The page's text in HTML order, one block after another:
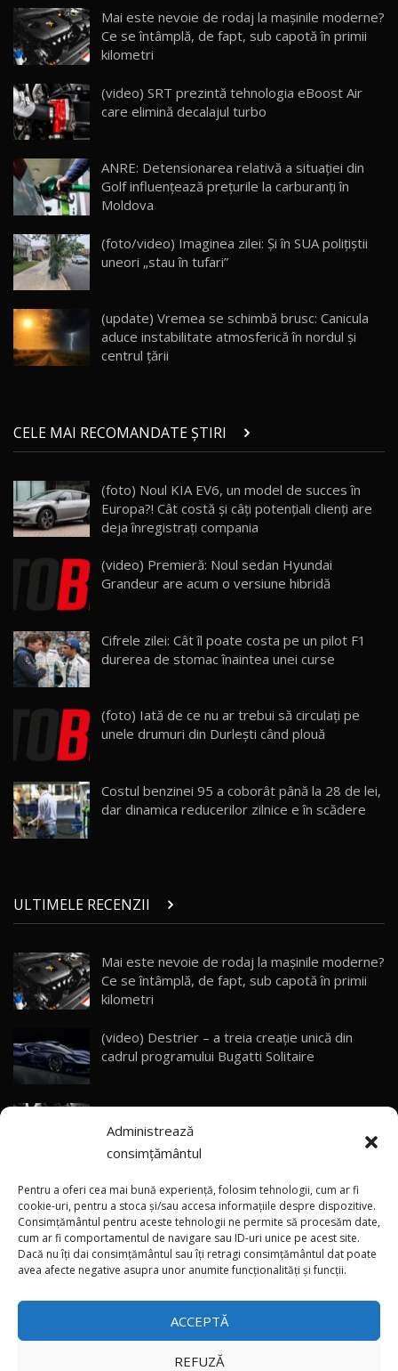
Administrează
consimțământul
Pentru a oferi cea mai bună experiență, folosim tehnologii, cum ar fi
cookie-uri, pentru a stoca și/sau accesa informațiile despre dispozitive.
Consimțământul pentru aceste tehnologii ne permite să procesăm date,
cum ar fi comportamentul de navigare sau ID-uri unice pe acest site.
Dacă nu îți dai consimțământul sau îți retragi consimțământul dat poate
avea afecte negative asupra unor anumite funcționalități și funcții.
ACCEPTĂ
REFUZĂ
15 14:37
16
AutoBlogMD
13:10
17 20:06
Va fi modelul nr.1 BYD în Moldova? BYD Seal U
30:08
AutoBlog.MD
23:36
20
Noul ZEEKR 7X / Test Drive AutoBlog.MD
29:08
21
AutoBlog.MD
16:59
22
Noua Mazda 6e / Test Drive AutoBlog.MD
26:59
Lynk & Co 01 / Test Drive AutoBlog.MD
25:19
24
Van Electric Testat în Moldova / AutoBlog.MD
26:38
mai Exclusiv și Puternic Defender Testat în
Moldova
32:21
26
AutoBlog.MD
10:57
28
Noul Geely Monjaro 2025! Mai ieftin și mai
dotat / Test Drive AutoBlog.MD
29
ZEEKR 9X - PRIMUL TEST DRIVE ÎN ROMÂNĂ!
CUM SE CONDUCE?
33:40
30
Primele impresii despre BYD Seal U DM-i,
Sealion 7 și Seal 5 DM-i / Test Drive
AutoBlog.MD
13:56
Noul Volvo EX90 / Test Drive AutoBlog.MD
32:06
33
MG RX5 - își merită banii? / Test Drive
AutoBlog.MD
34
Noul DACIA DUSTER DIESEL! Primul test drive în
română
Mai este nevoie de rodaj la mașinile moderne?
Ce se întâmplă, de fapt, sub capotă în primii
kilometri
(video) SRT prezintă tehnologia eBoost Air
care elimină decalajul turbo
ANRE: Detensionarea relativă a situației din
Golf influențează prețurile la carburanți în
Moldova
(foto/video) Imaginea zilei: Și în SUA polițiștii
uneori „stau în tufari”
(update) Vremea se schimbă brusc: Canicula
aduce instabilitate atmosferică în nordul și
centrul țării
CELE MAI RECOMANDATE ȘTIRI
(foto) Noul KIA EV6, un model de succes în
Europa?! Cât costă şi câți potențiali clienți are
deja înregistrați compania
(video) Premieră: Noul sedan Hyundai
Grandeur are acum o versiune hibridă
Cifrele zilei: Cât îl poate costa pe un pilot F1
durerea de stomac înaintea unei curse
(foto) Iată de ce nu ar trebui să circulaţi pe
unele drumuri din Durleşti când plouă
Costul benzinei 95 a coborât până la 28 de lei,
dar dinamica reducerilor zilnice e în scădere
ULTIMELE RECENZII
Mai este nevoie de rodaj la mașinile moderne?
Ce se întâmplă, de fapt, sub capotă în primii
kilometri
(video) Destrier – a treia creație unică din
cadrul programului Bugatti Solitaire
(video) SRT prezintă tehnologia eBoost Air
care elimină decalajul turbo
ANRE: Detensionarea relativă a situației din
Golf influențează prețurile la carburanți în
Moldova
(foto/video) Imaginea zilei: Și în SUA polițiștii
uneori „stau în tufari”
×